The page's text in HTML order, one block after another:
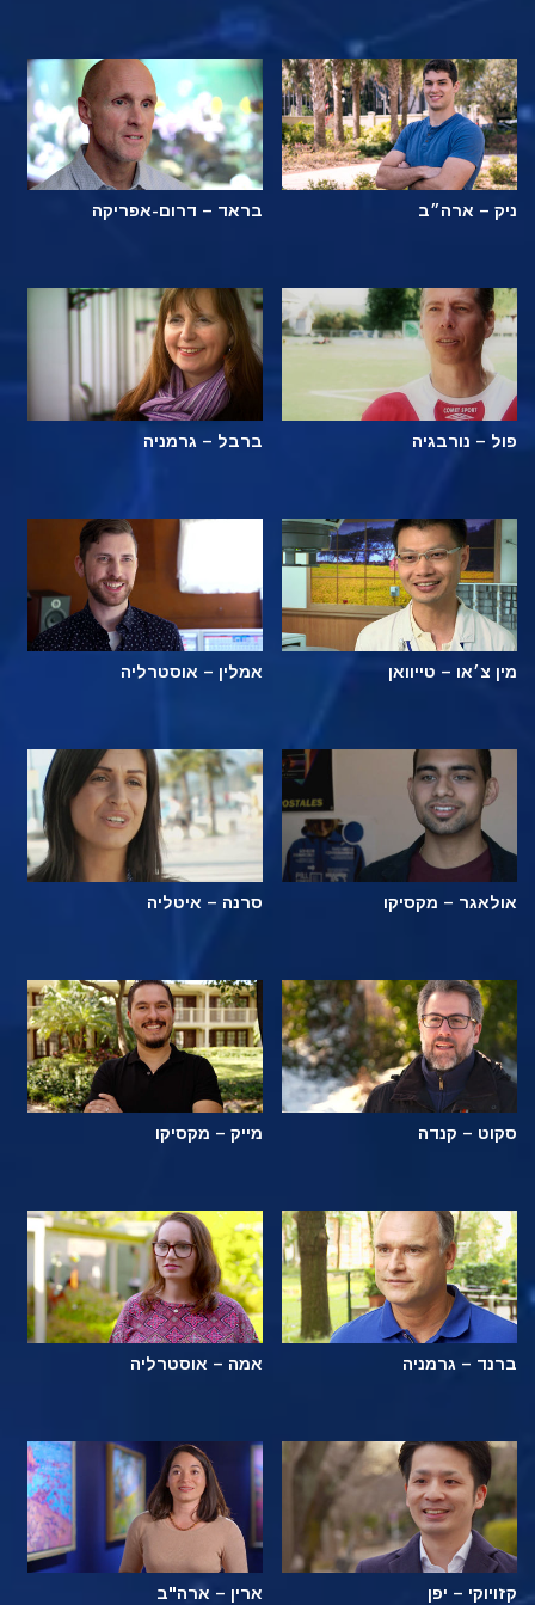
ניק – ארה״ב בראד – דרום-אפריקה
פול – נורבגיה ברבל – גרמניה
מין צ׳או – טייוואן אמלין – אוסטרליה
אולאגר – מקסיקו סרנה – איטליה
סקוט – קנדה מייק – מקסיקו
ברנד – גרמניה אמה – אוסטרליה
קזויוקי – יפן ארין – ארה"ב